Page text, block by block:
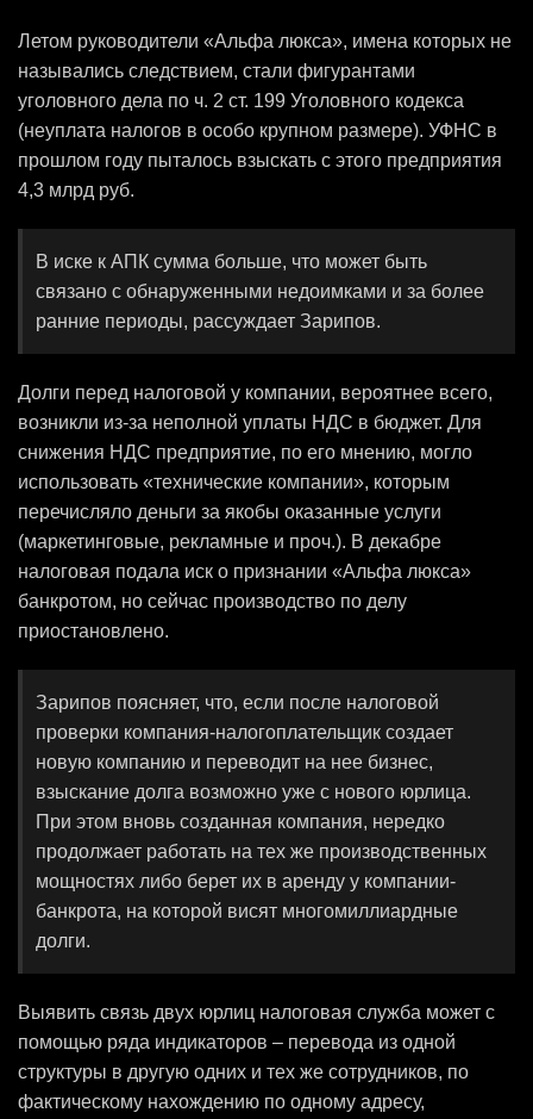
Летом руководители «Альфа люкса», имена которых не
назывались следствием, стали фигурантами
уголовного дела по ч. 2 ст. 199 Уголовного кодекса
(неуплата налогов в особо крупном размере). УФНС в
прошлом году пыталось взыскать с этого предприятия
4,3 млрд руб.
В иске к АПК сумма больше, что может быть
связано с обнаруженными недоимками и за более
ранние периоды, рассуждает Зарипов.
Долги перед налоговой у компании, вероятнее всего,
возникли из-за неполной уплаты НДС в бюджет. Для
снижения НДС предприятие, по его мнению, могло
использовать «технические компании», которым
перечисляло деньги за якобы оказанные услуги
(маркетинговые, рекламные и проч.). В декабре
налоговая подала иск о признании «Альфа люкса»
банкротом, но сейчас производство по делу
приостановлено.
Зарипов поясняет, что, если после налоговой
проверки компания-налогоплательщик создает
новую компанию и переводит на нее бизнес,
взыскание долга возможно уже с нового юрлица.
При этом вновь созданная компания, нередко
продолжает работать на тех же производственных
мощностях либо берет их в аренду у компании-
банкрота, на которой висят многомиллиардные
долги.
Выявить связь двух юрлиц налоговая служба может с
помощью ряда индикаторов – перевода из одной
структуры в другую одних и тех же сотрудников, по
фактическому нахождению по одному адресу,